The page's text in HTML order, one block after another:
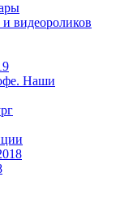
видеороликов
Наши